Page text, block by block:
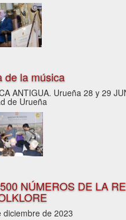
de la música
ANTIGUA. Urueña 28 y 29
de Urueña
NÚMEROS DE LA
diciembre de 2023